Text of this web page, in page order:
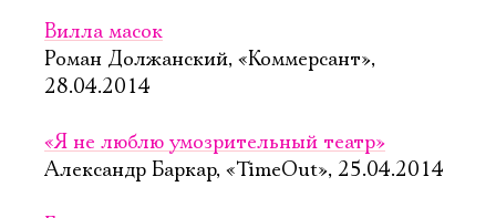
Вилла масок
Роман Должанский, «Коммерсант»,
28.04.2014
«Я не люблю умозрительный театр»
Александр Баркар, «TimeOut», 25.04.2014